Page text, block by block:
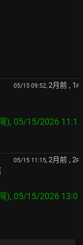
05/15 09:52, 2月前 , 1 F
), 05/15/2026 11:1
05/15 11:15, 2月前 , 2F
), 05/15/2026 13:0